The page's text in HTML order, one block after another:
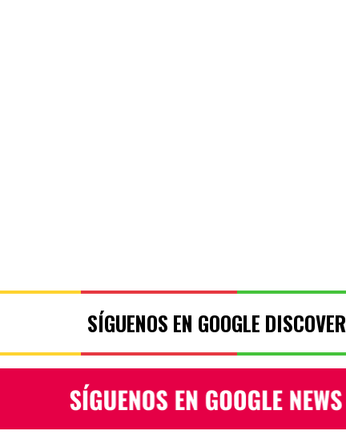
SÍGUENOS EN GOOGLE DISCOVER